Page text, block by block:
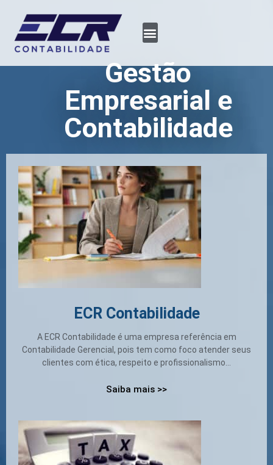
Gestão
Empresarial e
Contabilidade
ECR Contabilidade
A ECR Contabilidade é uma empresa referência em
Contabilidade Gerencial, pois tem como foco atender seus
clientes com ética, respeito e profissionalismo...
Saiba mais >>